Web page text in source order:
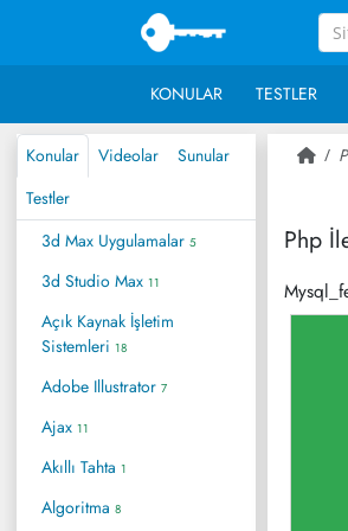
KONULAR TESTLER
Konular Videolar
Sunular
Testler
3d Max Uygulamalar 5
3d Studio Max 11
Açık Kaynak İşletim
Sistemleri 18
Adobe Illustrator 7
Ajax 11
Akıllı Tahta 1
Algoritma 8
Php